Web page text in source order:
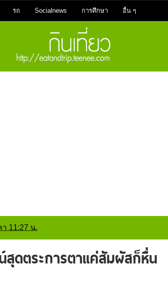
รถ Socialnews การศึกษา อื่น ๆ
11:27 น.
สุดตระการตาแค่สัมผัสก็หื่น